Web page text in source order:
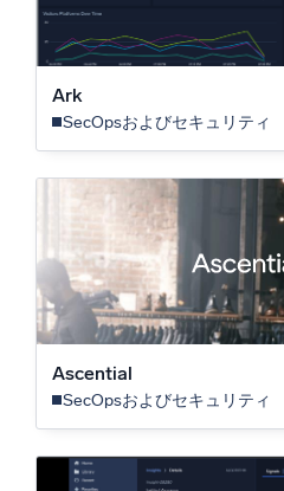
Ark
SecOpsおよびセキュリティ
Ascential
SecOpsおよびセキュリティ